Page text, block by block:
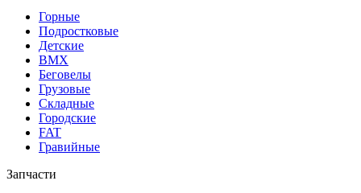
Горные
Подростковые
Детские
BMX
Беговелы
Грузовые
Складные
Городские
FAT
Гравийные
Запчасти